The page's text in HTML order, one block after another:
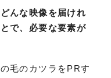
んな映像を届けれ
で、必要な要素が
毛のカツラをPRす